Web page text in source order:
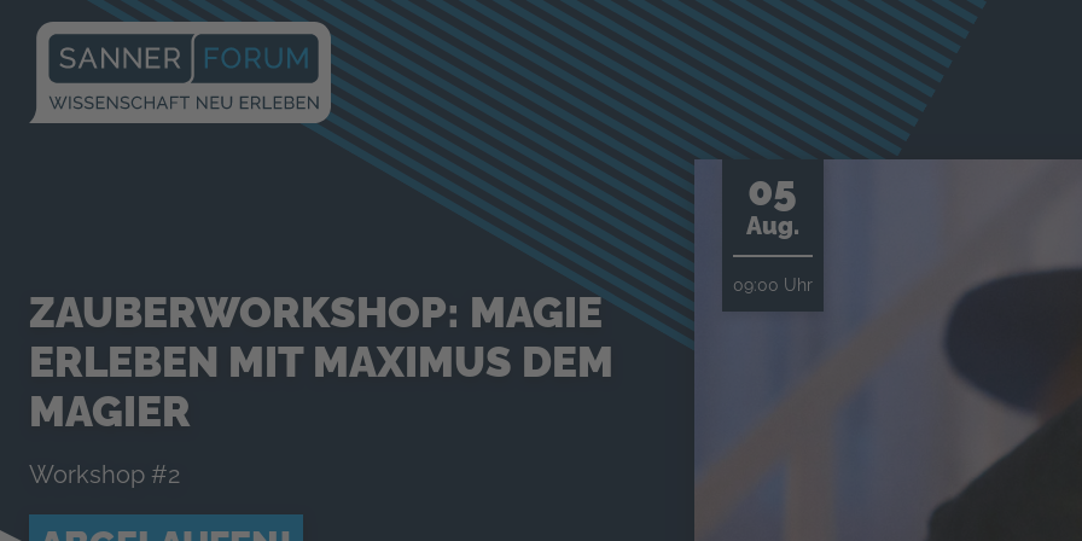
ZAUBERWORKSHOP: MAGIE
ERLEBEN MIT MAXIMUS DEM
MAGIER
Workshop #2
05
Aug.
09:00 Uhr